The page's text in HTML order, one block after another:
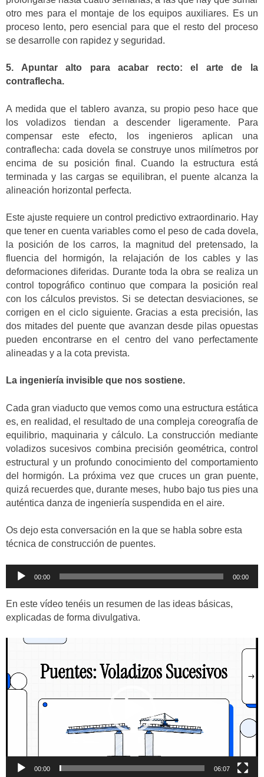
otro mes para el montaje de los equipos auxiliares. Es un
proceso lento, pero esencial para que el resto del proceso
se desarrolle con rapidez y seguridad.
5. Apuntar alto para acabar recto: el arte de la
contraflecha.
A medida que el tablero avanza, su propio peso hace que
los voladizos tiendan a descender ligeramente. Para
compensar este efecto, los ingenieros aplican una
contraflecha: cada dovela se construye unos milímetros por
encima de su posición final. Cuando la estructura está
terminada y las cargas se equilibran, el puente alcanza la
alineación horizontal perfecta.
Este ajuste requiere un control predictivo extraordinario. Hay
que tener en cuenta variables como el peso de cada dovela,
la posición de los carros, la magnitud del pretensado, la
fluencia del hormigón, la relajación de los cables y las
deformaciones diferidas. Durante toda la obra se realiza un
control topográfico continuo que compara la posición real
con los cálculos previstos. Si se detectan desviaciones, se
corrigen en el ciclo siguiente. Gracias a esta precisión, las
dos mitades del puente que avanzan desde pilas opuestas
pueden encontrarse en el centro del vano perfectamente
alineadas y a la cota prevista.
La ingeniería invisible que nos sostiene.
Cada gran viaducto que vemos como una estructura estática
es, en realidad, el resultado de una compleja coreografía de
equilibrio, maquinaria y cálculo. La construcción mediante
voladizos sucesivos combina precisión geométrica, control
estructural y un profundo conocimiento del comportamiento
del hormigón. La próxima vez que cruces un gran puente,
quizá recuerdes que, durante meses, hubo bajo tus pies una
auténtica danza de ingeniería suspendida en el aire.
Os dejo esta conversación en la que se habla sobre esta
técnica de construcción de puentes.
Reproductor
audio
00:00 00:00
En este vídeo tenéis un resumen de las ideas básicas,
explicadas de forma divulgativa.
Reproductor
vídeo
00:00 06:07